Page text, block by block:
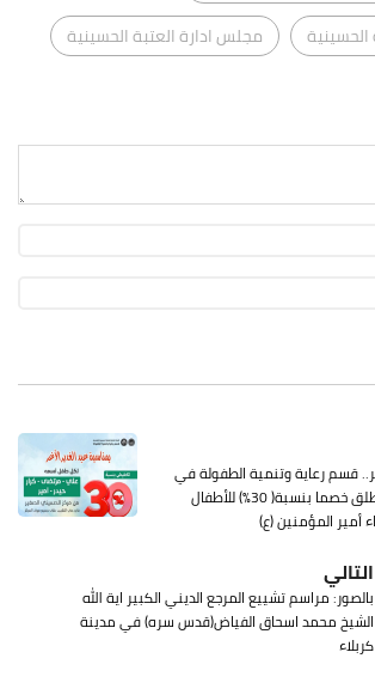
الحسينية
مجلس ادارة العتبة الحسينية
قسم رعاية وتنمية الطفولة في
العتبة الحسينية يطلق خصما بنسبة( 30%) للأطفال
أمير المؤمنين (ع)
التالي
بالصور: مراسم تشييع المرجع الديني الكبير اية الله
الشيخ محمد اسحاق الفياض(قدس سره) في مدينة
كربلاء